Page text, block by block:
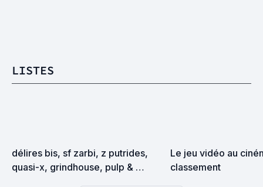
LISTES
délires bis, sf zarbi, z putrides,
quasi-x, grindhouse, pulp &
Le jeu vidéo au
classement